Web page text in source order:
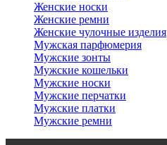
Женские носки
Женские ремни
Женские чулочные изделия
Мужская парфюмерия
Мужские зонты
Мужские кошельки
Мужские носки
Мужские перчатки
Мужские платки
Мужские ремни